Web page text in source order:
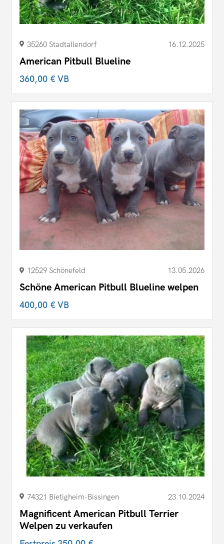
35260 Stadtallendorf 16.12.2025
American Pitbull Blueline
360,00 €VB
12529 Schönefeld 13.05.2026
Schöne American Pitbull Blueline welpen
400,00 €VB
74321 Bietigheim-Bissingen 23.10.2024
Magnificent American Pitbull Terrier
Welpen zu verkaufen